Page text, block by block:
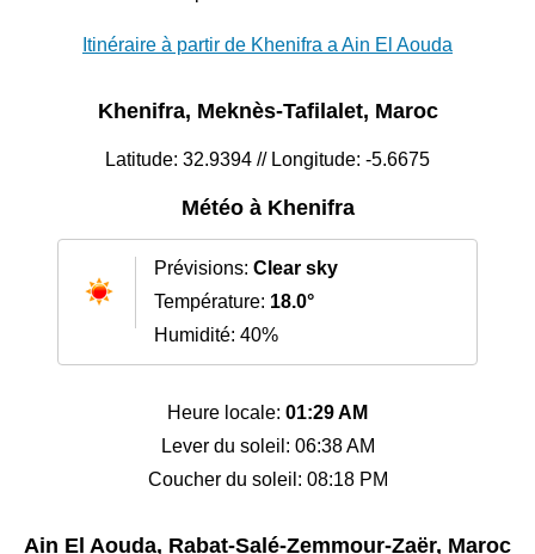
Itinéraire à partir de Khenifra a Ain El Aouda
Khenifra, Meknès-Tafilalet, Maroc
Latitude: 32.9394 // Longitude: -5.6675
Météo à Khenifra
Prévisions: Clear sky
Température: 18.0°
Humidité: 40%
Heure locale: 01:29 AM
Lever du soleil: 06:38 AM
Coucher du soleil: 08:18 PM
Ain El Aouda, Rabat-Salé-Zemmour-Zaër, Maroc